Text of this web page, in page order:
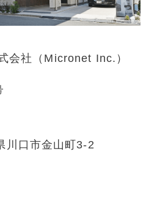
会社（Micronet Inc.）
川口市金山町3-2